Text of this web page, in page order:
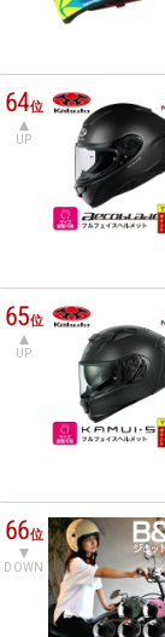
64位
UP
65位
UP
66位
DOWN